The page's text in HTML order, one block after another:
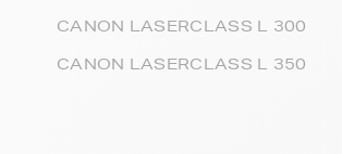
CANON LASERCLASS L 300
CANON LASERCLASS L 350